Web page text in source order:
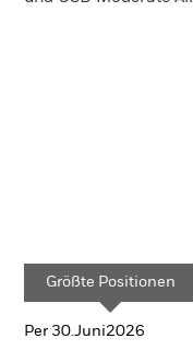
Größte Positionen
Per 30.Juni2026